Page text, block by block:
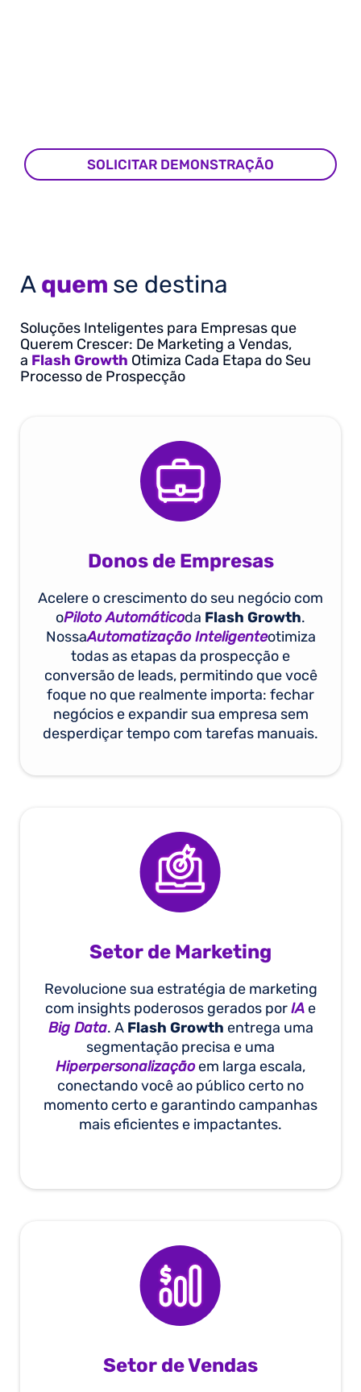
SOLICITAR DEMONSTRAÇÃO
Aquem se destina
Soluções Inteligentes para Empresas que
Querem Crescer: De Marketing a Vendas,
a Flash Growth Otimiza Cada Etapa do Seu
Processo de Prospecção
Donos de Empresas
Acelere o crescimento do seu negócio com
oPiloto Automáticoda Flash Growth.
NossaAutomatização Inteligenteotimiza
todas as etapas da prospecção e
conversão de leads, permitindo que você
foque no que realmente importa: fechar
negócios e expandir sua empresa sem
desperdiçar tempo com tarefas manuais.
Setor de Marketing
Revolucione sua estratégia de marketing
com insights poderosos gerados porIAe
Big Data. A Flash Growth entrega uma
segmentação precisa e uma
Hiperpersonalizaçãoem larga escala,
conectando você ao público certo no
momento certo e garantindo campanhas
mais eficientes e impactantes.
Setor de Vendas